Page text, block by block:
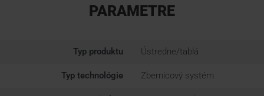
PARAMETRE
Typ produktu Ústredne/tablá
Typ technológie Zbernicový systém